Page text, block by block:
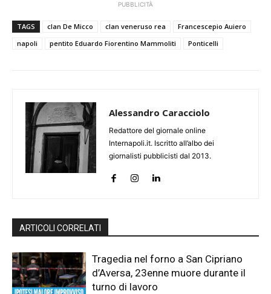
PUBBLICITÀ
TAGS clan De Micco clan veneruso rea
Francescepio Auiero
napoli
pentito Eduardo Fiorentino Mammoliti Ponticelli
Alessandro Caracciolo
Redattore del giornale online
Internapoli.it. Iscritto all’albo dei
giornalisti pubblicisti dal 2013.
ARTICOLI CORRELATI
Tragedia nel forno a San Cipriano
d’Aversa, 23enne muore durante il
turno di lavoro